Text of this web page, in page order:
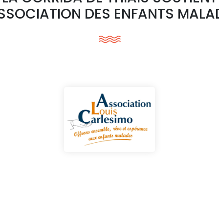
DES ENFANTS